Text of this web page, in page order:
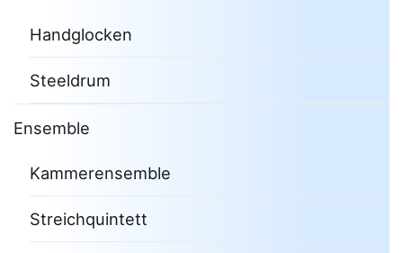
Handglocken
Steeldrum
Ensemble
Kammerensemble
Streichquintett